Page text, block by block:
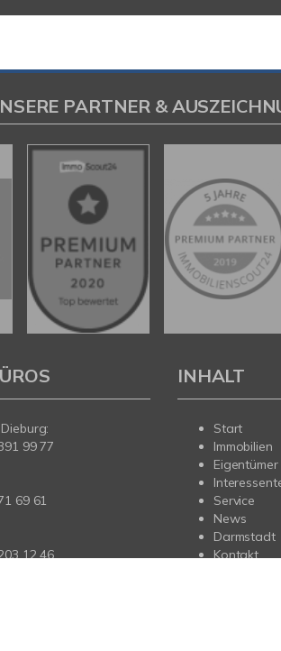
PARTNER &
99 77
69 61
12 46
INHALT
Start
Immobilien
Eigentümer
Service
News
Darmstadt
Kontakt